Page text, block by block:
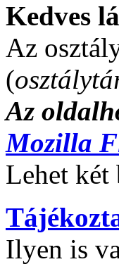
Kedves
Az
(
Az
Mozilla
Lehet két
Ilyen is